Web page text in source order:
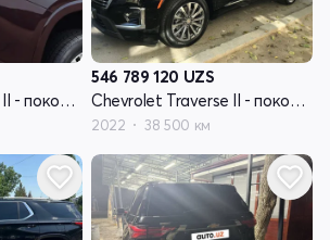
Chevrolet Traverse II - поколение рестайлинг
546 789 120 UZS
Chevrolet Traverse II - поколение рестайлинг
2022 38 500 км